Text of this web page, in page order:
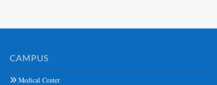
CAMPUS
Medical Center